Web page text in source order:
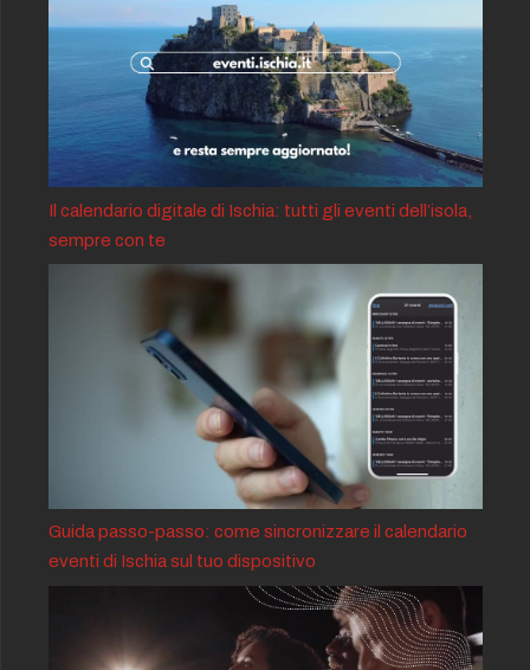
Il calendario digitale di Ischia: tutti gli eventi dell’isola,
sempre con te
Guida passo-passo: come sincronizzare il calendario
eventi di Ischia sul tuo dispositivo